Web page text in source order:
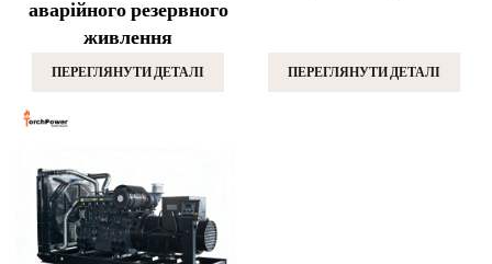
аварійного резервного
живлення
ПЕРЕГЛЯНУТИ ДЕТАЛІ ПЕРЕГЛЯНУТИ ДЕТАЛІ